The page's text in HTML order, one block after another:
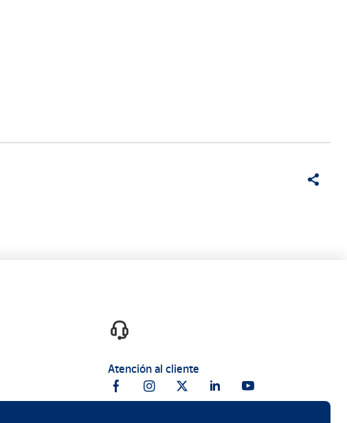
Atención al cliente